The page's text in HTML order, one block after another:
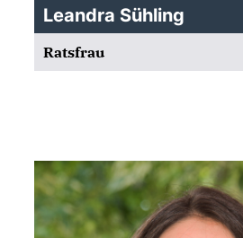
Leandra Sühling
Ratsfrau